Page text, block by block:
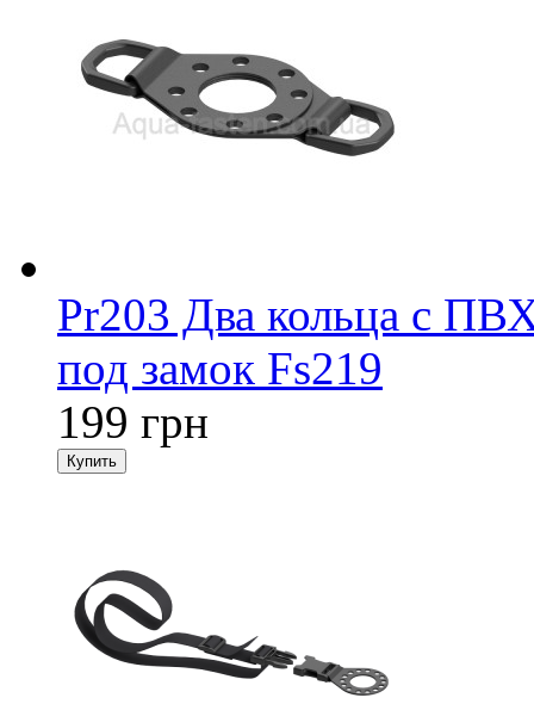
Pr203 Два кольца с
под замок Fs219
199 грн